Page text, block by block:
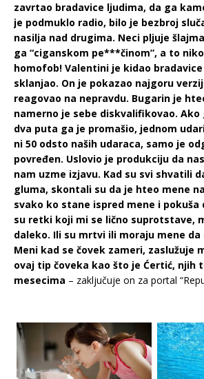
zavrtao bradavice ljudima, da ga
je podmuklo radio, bilo je bezbroj
nasilja nad drugima. Neci pljuje
ga “ciganskom pe***činom”, a to
homofob! Valentini je kidao
sklanjao. On je pokazao najgoru
reagovao na nepravdu. Bugarin je
namerno je sebe diskvalifikovao.
dva puta ga je promašio, jednom
ni 50 odsto naših udaraca, samo je
povređen. Uslovio je produkciju da
nam uzme izjavu. Kad su svi shvatili
gluma, skontali su da je hteo mene
svako ko stane ispred mene i pokuša
su retki koji mi se lično suprotstave,
daleko. Ili su mrtvi ili moraju mene
Meni kad se čovek zameri, zaslužuje
ovaj tip čoveka kao što je Ćertić, njih
mesecima – zaključuje on za portal